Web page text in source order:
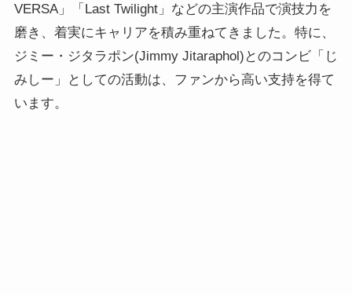
VERSA」「Last Twilight」などの主演作品で演技力を
磨き、着実にキャリアを積み重ねてきました。特に、
ジミー・ジタラポン(Jimmy Jitaraphol)とのコンビ「じ
みしー」としての活動は、ファンから高い支持を得て
います。